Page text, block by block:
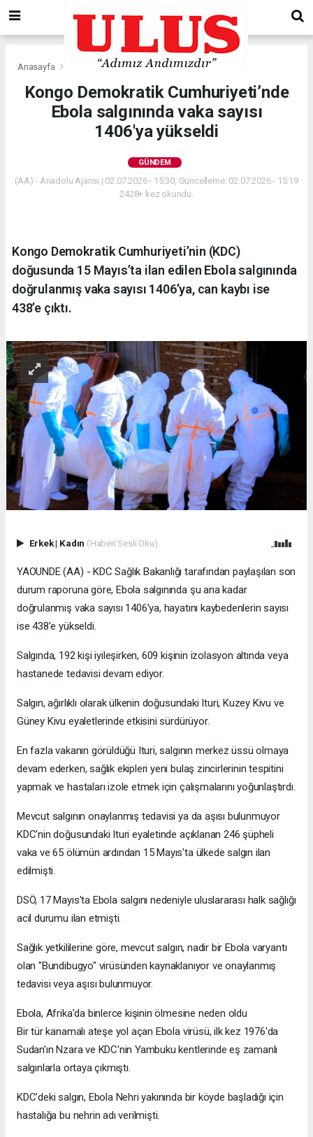
Anasayfa Gündem
Kongo Demokratik Cumhuriyeti’nde
Ebola salgınında vaka sayısı
1406'ya yükseldi
GÜNDEM
(AA) - Anadolu Ajansı | 02.07.2026 - 15:30, Güncelleme: 02.07.2026 - 15:19
2428+ kez okundu.
Kongo Demokratik Cumhuriyeti’nin (KDC)
doğusunda 15 Mayıs’ta ilan edilen Ebola salgınında
doğrulanmış vaka sayısı 1406’ya, can kaybı ise
438’e çıktı.
Erkek| Kadın (Haberi Sesli Oku)
YAOUNDE (AA) - KDC Sağlık Bakanlığı tarafından paylaşılan son
durum raporuna göre, Ebola salgınında şu ana kadar
doğrulanmış vaka sayısı 1406’ya, hayatını kaybedenlerin sayısı
ise 438’e yükseldi.
Salgında, 192 kişi iyileşirken, 609 kişinin izolasyon altında veya
hastanede tedavisi devam ediyor.
Salgın, ağırlıklı olarak ülkenin doğusundaki Ituri, Kuzey Kivu ve
Güney Kivu eyaletlerinde etkisini sürdürüyor.
En fazla vakanın görüldüğü Ituri, salgının merkez üssü olmaya
devam ederken, sağlık ekipleri yeni bulaş zincirlerinin tespitini
yapmak ve hastaları izole etmek için çalışmalarını yoğunlaştırdı.
Mevcut salgının onaylanmış tedavisi ya da aşısı bulunmuyor
KDC'nin doğusundaki Ituri eyaletinde açıklanan 246 şüpheli
vaka ve 65 ölümün ardından 15 Mayıs'ta ülkede salgın ilan
edilmişti.
DSÖ, 17 Mayıs'ta Ebola salgını nedeniyle uluslararası halk sağlığı
acil durumu ilan etmişti.
Sağlık yetkililerine göre, mevcut salgın, nadir bir Ebola varyantı
olan "Bundibugyo" virüsünden kaynaklanıyor ve onaylanmış
tedavisi veya aşısı bulunmuyor.
Ebola, Afrika'da binlerce kişinin ölmesine neden oldu
Bir tür kanamalı ateşe yol açan Ebola virüsü, ilk kez 1976'da
Sudan'ın Nzara ve KDC'nin Yambuku kentlerinde eş zamanlı
salgınlarla ortaya çıkmıştı.
KDC'deki salgın, Ebola Nehri yakınında bir köyde başladığı için
hastalığa bu nehrin adı verilmişti.